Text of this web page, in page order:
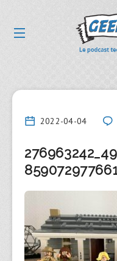
2022-04-04